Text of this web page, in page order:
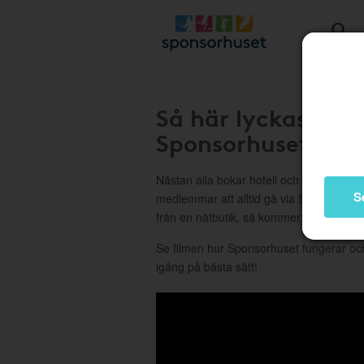
Så här lyckas ni
Sponsorhuset
Nästan alla bokar hotell och handlar
medlemmar att alltid gå via
från en nätbutik, så kommer det att bli
Se filmen hur Sponsorhuset fungerar
igång på bästa sätt!